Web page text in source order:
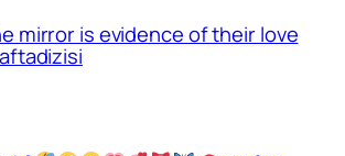
mirror is evidence of their love